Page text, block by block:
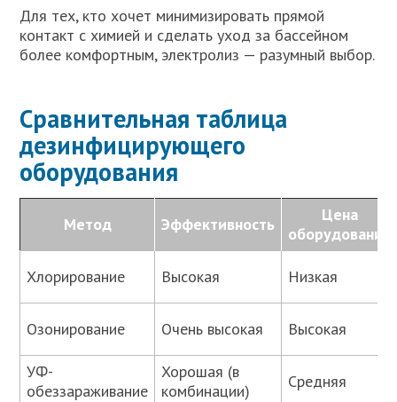
Для тех, кто хочет минимизировать прямой
контакт с химией и сделать уход за бассейном
более комфортным, электролиз — разумный выбор.
Сравнительная таблица
дезинфицирующего
оборудования
Метод Эффективность
Цена
оборудования
Хлорирование Высокая Низкая
Озонирование Очень высокая Высокая
УФ-
обеззараживание
Хорошая (в
комбинации)
Средняя